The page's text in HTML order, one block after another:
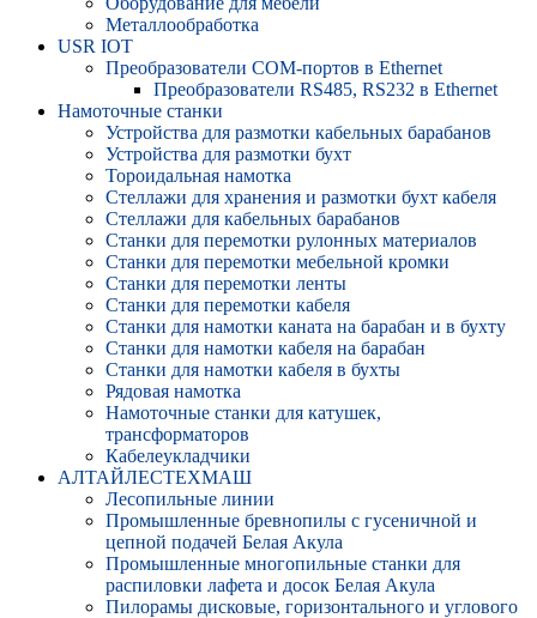
Металлообработка
USR IOT
Преобразователи COM-портов в Ethernet
Преобразователи RS485, RS232 в Ethernet
Намоточные станки
Устройства для размотки кабельных барабанов
Устройства для размотки бухт
Тороидальная намотка
Стеллажи для хранения и размотки бухт кабеля
Стеллажи для кабельных барабанов
Станки для перемотки рулонных материалов
Станки для перемотки мебельной кромки
Станки для перемотки ленты
Станки для перемотки кабеля
Станки для намотки каната на барабан и в бухту
Станки для намотки кабеля на барабан
Станки для намотки кабеля в бухты
Рядовая намотка
Намоточные станки для катушек,
трансформаторов
Кабелеукладчики
АЛТАЙЛЕСТЕХМАШ
Лесопильные линии
Промышленные бревнопилы с гусеничной и
цепной подачей Белая Акула
Промышленные многопильные станки для
распиловки лафета и досок Белая Акула
Пилорамы дисковые, горизонтального и углового